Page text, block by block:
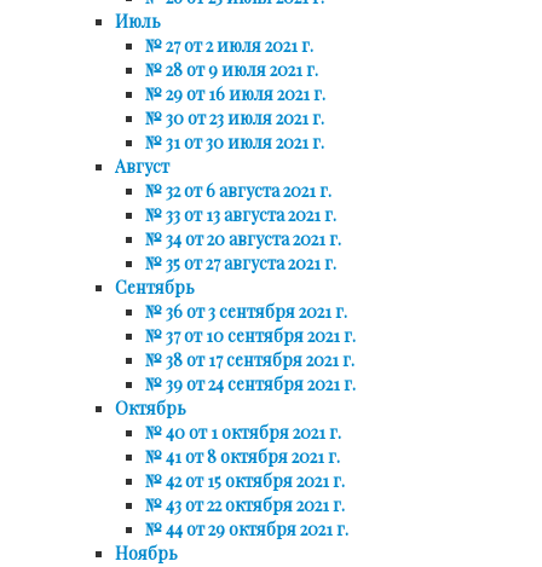
Июль
№ 27 от 2 июля 2021 г.
№ 28 от 9 июля 2021 г.
№ 29 от 16 июля 2021 г.
№ 30 от 23 июля 2021 г.
№ 31 от 30 июля 2021 г.
Август
№ 32 от 6 августа 2021 г.
№ 33 от 13 августа 2021 г.
№ 34 от 20 августа 2021 г.
№ 35 от 27 августа 2021 г.
Сентябрь
№ 36 от 3 сентября 2021 г.
№ 37 от 10 сентября 2021 г.
№ 38 от 17 сентября 2021 г.
№ 39 от 24 сентября 2021 г.
Октябрь
№ 40 от 1 октября 2021 г.
№ 41 от 8 октября 2021 г.
№ 42 от 15 октября 2021 г.
№ 43 от 22 октября 2021 г.
№ 44 от 29 октября 2021 г.
Ноябрь